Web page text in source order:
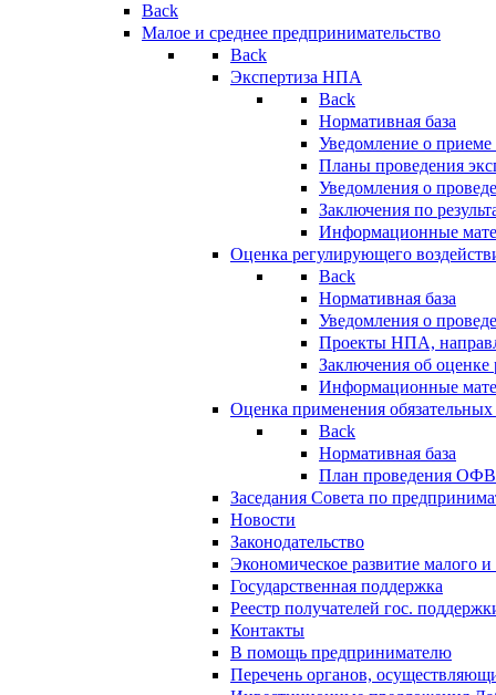
Back
Малое и среднее предпринимательство
Back
Экспертиза НПА
Back
Нормативная база
Уведомление о
Планы проведения
Уведомления о
Заключения по
Информационные
Оценка регулирующего
Back
Нормативная база
Уведомления о
Проекты НПА,
Заключения об
Информационные
Оценка применения
Back
Нормативная база
План проведения
Заседания Совета по
Новости
Законодательство
Экономическое развитие малого и
Государственная поддержка
Реестр получателей гос.
Контакты
В помощь предпринимателю
Перечень органов,